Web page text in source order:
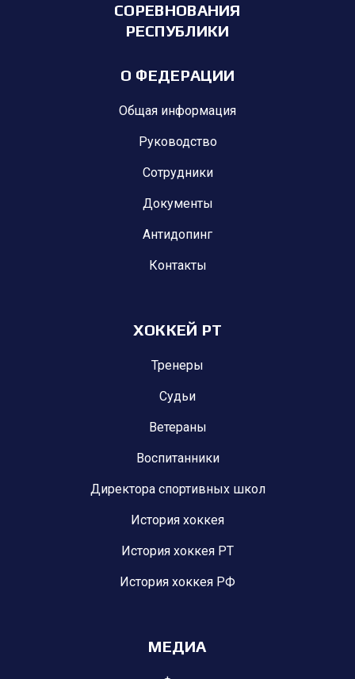
СОРЕВНОВАНИЯ
РЕСПУБЛИКИ
О ФЕДЕРАЦИИ
Общая информация
Руководство
Сотрудники
Документы
Антидопинг
Контакты
ХОККЕЙ РТ
Тренеры
Судьи
Ветераны
Воспитанники
Директора спортивных школ
История хоккея
История хоккея РТ
История хоккея РФ
МЕДИА